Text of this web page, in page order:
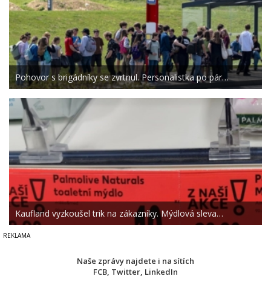
Pohovor s brigádníky se zvrtnul. Personalistka po pár…
Kaufland vyzkoušel trik na zákazníky. Mýdlová sleva…
Naše zprávy najdete i na sítích
FCB Twitter LinkedIn